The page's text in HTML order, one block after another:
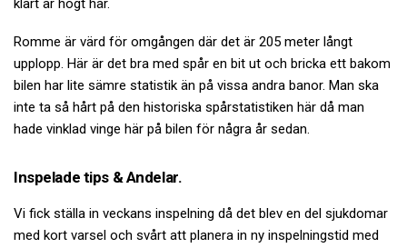
klart är högt här.
Romme är värd för omgången där det är 205 meter långt
upplopp. Här är det bra med spår en bit ut och bricka ett bakom
bilen har lite sämre statistik än på vissa andra banor. Man ska
inte ta så hårt på den historiska spårstatistiken här då man
hade vinklad vinge här på bilen för några år sedan.
Inspelade tips & Andelar.
Vi fick ställa in veckans inspelning då det blev en del sjukdomar
med kort varsel och svårt att planera in ny inspelningstid med